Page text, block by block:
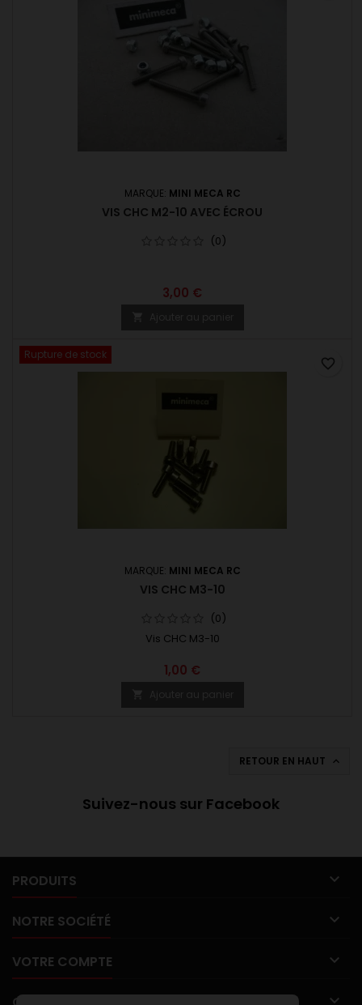
MARQUE: MINI MECA RC
VIS CHC M2-10 AVEC ÉCROU
(0)
3,00 €
Rupture de stock
MARQUE: MINI MECA RC
VIS CHC M3-10
(0)
Vis CHC M3-10
1,00 €
favorite_border
RETOUR EN HAUT 
Suivez-nous sur Facebook
PRODUITS 
NOTRE SOCIÉTÉ 
VOTRE COMPTE 
